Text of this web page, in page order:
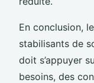
En conclusion,
stabilisants de
doit s’appuyer
besoins, des